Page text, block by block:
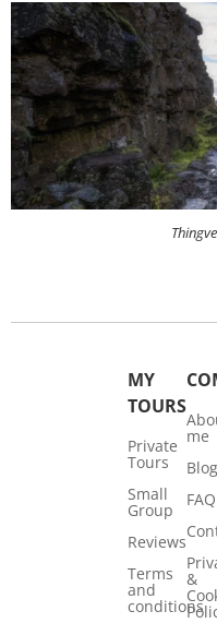
MY
TOURS
Private
Tours
Small
Group
Reviews
Terms
and
conditions
me
Blog
FAQ
&